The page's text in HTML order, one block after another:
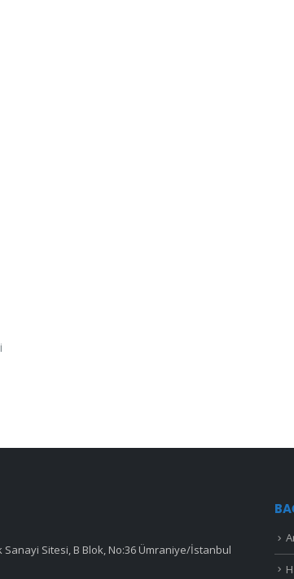
Sitesi, B Blok, No:36 Ümraniye/İstanbul